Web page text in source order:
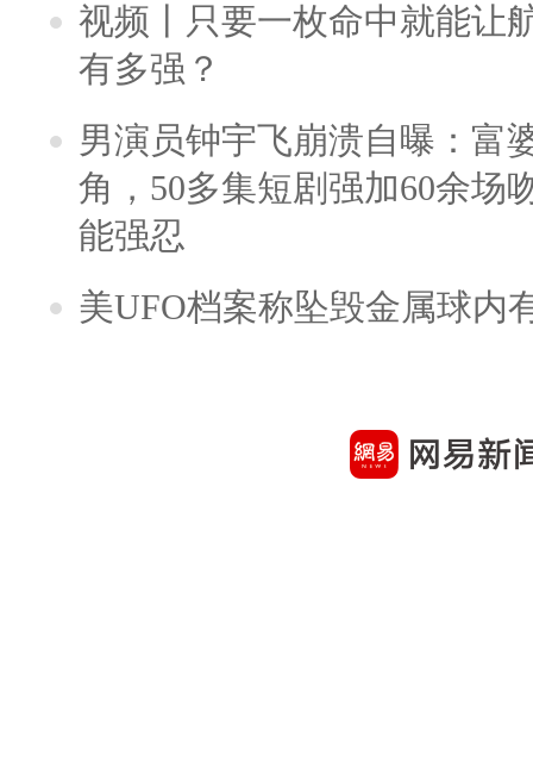
视频丨只要一枚命中就能让
有多强？
男演员钟宇飞崩溃自曝：富
角，50多集短剧强加60余场
能强忍
美UFO档案称坠毁金属球内